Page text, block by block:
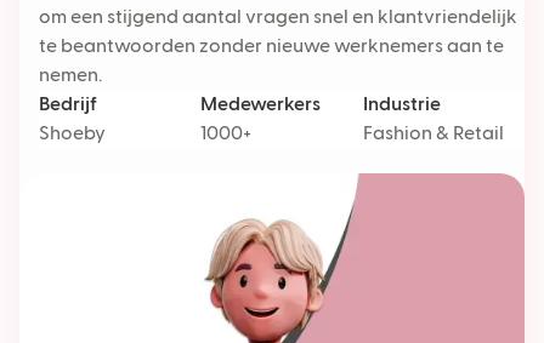
om een stijgend aantal vragen snel en klantvriendelijk
te beantwoorden zonder nieuwe werknemers aan te
nemen.
Bedrijf
Shoeby
Medewerkers
1000+
Industrie
Fashion & Retail